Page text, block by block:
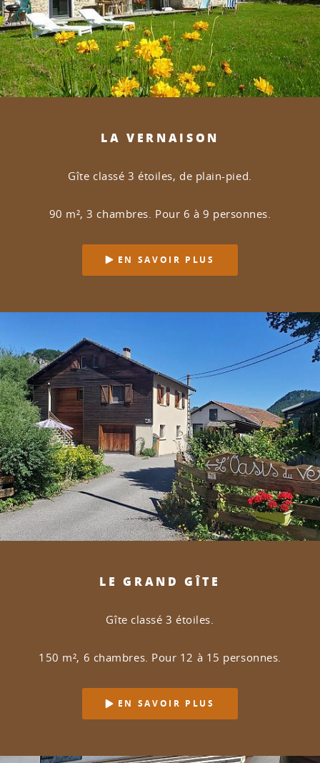
LA VERNAISON
Gîte classé 3 étoiles, de plain-pied.
90 m², 3 chambres. Pour 6 à 9 personnes.
EN SAVOIR PLUS
LE GRAND GÎTE
Gîte classé 3 étoiles.
150 m², 6 chambres. Pour 12 à 15 personnes.
EN SAVOIR PLUS